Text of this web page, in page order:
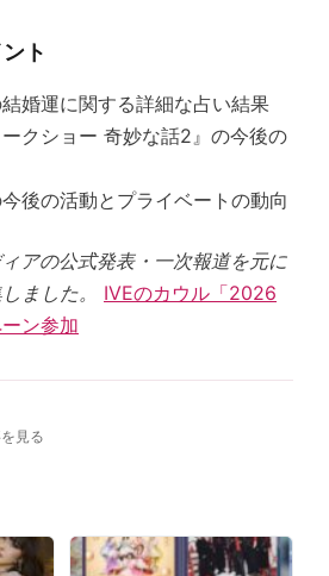
ト
婚運に関する詳細な占い結果
ークショー 奇妙な話2』の今後の
後の活動とプライベートの動向
アの公式発表・一次報道を元に
ました。
IVEのカウル「2026
ン参加
見る